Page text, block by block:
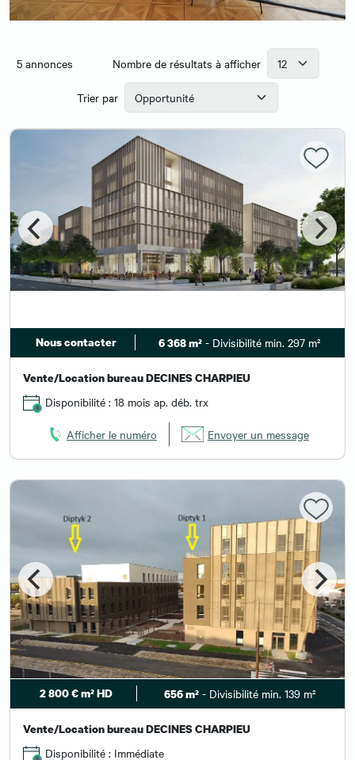
5annonces Nombre de résultats à afficher
Trier par
Nous contacter 6 368 m²- Divisibilité min. 297 m²
Vente/Location bureau DECINES CHARPIEU
Disponibilité : 18 mois ap. déb. trx
Afficher le numéro Envoyer un message
2 800 € m² HD 656 m²- Divisibilité min. 139 m²
Vente/Location bureau DECINES CHARPIEU
Disponibilité : Immédiate